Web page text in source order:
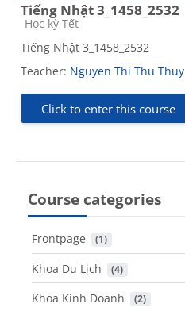
Tiếng Nhật 3_1458_2532
Course category
Học kỳ Tết
Tiếng Nhật 3_1458_2532
Teacher: Nguyen Thi Thu Thuy
Click to enter this course
Course categories
Frontpage (1)
Khoa Du Lịch (4)
Khoa Kinh Doanh (2)